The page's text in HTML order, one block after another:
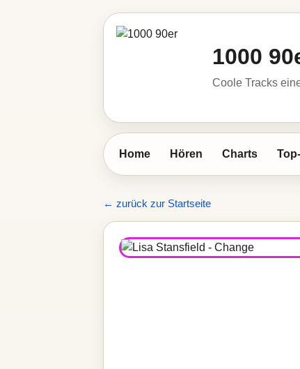
1000
Coole Tracks
Home Hören Charts
← zurück zur Startseite